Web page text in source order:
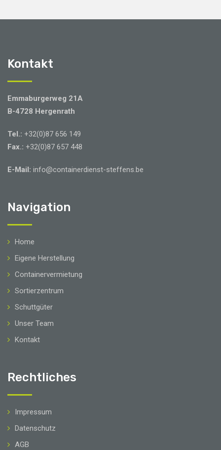
Kontakt
Emmaburgerweg 21A
B-4728 Hergenrath
Tel.: +32(0)87 656 149
Fax.: +32(0)87 657 448
E-Mail: info@containerdienst-steffens.be
Navigation
Home
Eigene Herstellung
Containervermietung
Sortierzentrum
Schuttgüter
Unser Team
Kontakt
Rechtliches
Impressum
Datenschutz
AGB